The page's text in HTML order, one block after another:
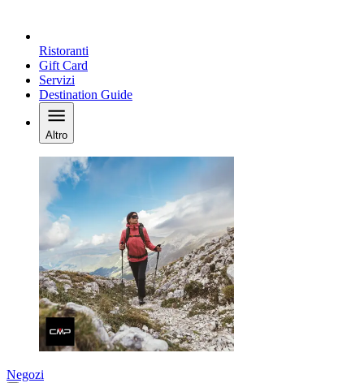
Ristoranti
Gift Card
Servizi
Destination Guide
Altro
Negozi